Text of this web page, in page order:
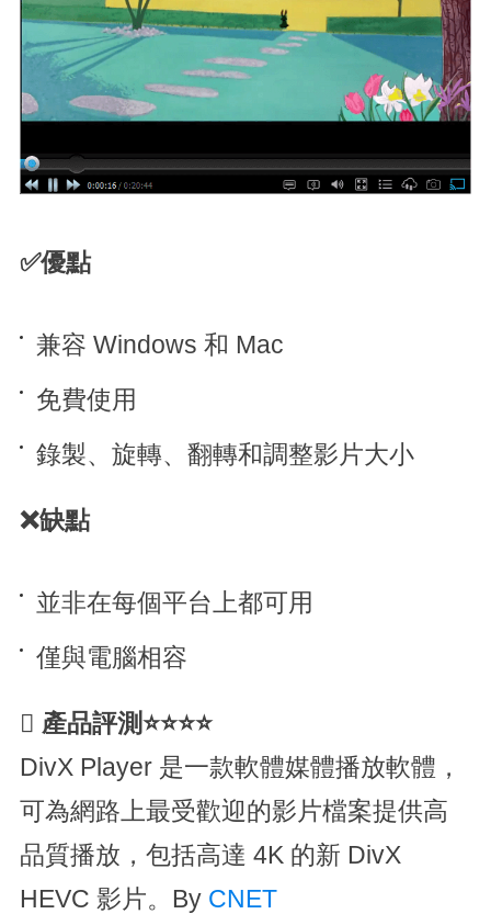
✅優點
兼容 Windows 和 Mac
免費使用
錄製、旋轉、翻轉和調整影片大小
❌缺點
並非在每個平台上都可用
僅與電腦相容
 產品評測⭐⭐⭐⭐
DivX Player 是一款軟體媒體播放軟體，
可為網路上最受歡迎的影片檔案提供高
品質播放，包括高達 4K 的新 DivX
HEVC 影片。By CNET